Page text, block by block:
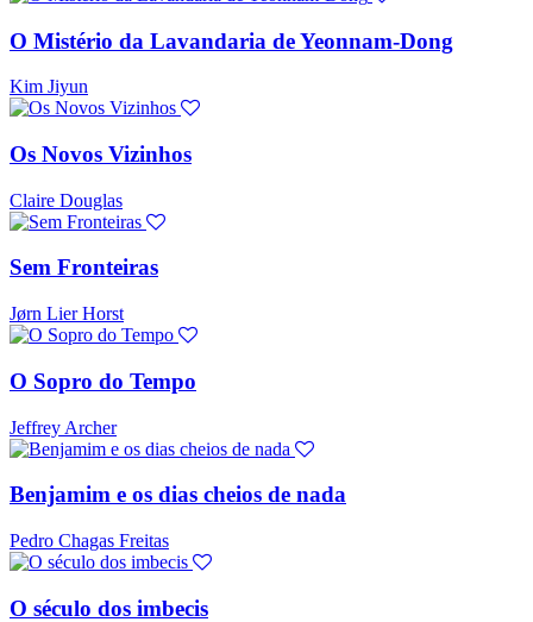
O Mistério da Lavandaria de Yeonnam-Dong
Kim Jiyun
Os Novos Vizinhos
Claire Douglas
Sem Fronteiras
Jørn Lier Horst
O Sopro do Tempo
Jeffrey Archer
Benjamim e os dias cheios de nada
Pedro Chagas Freitas
O século dos imbecis